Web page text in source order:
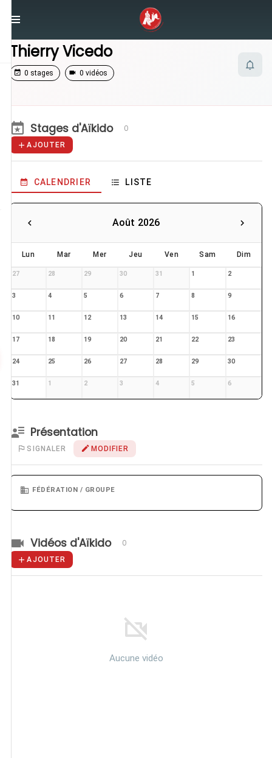
Thierry Vicedo
Thierry Vicedo
0 stages 0 vidéos
Stages d'Aïkido 0
AJOUTER
CALENDRIER LISTE
Août 2026
Lun Mar Mer Jeu Ven Sam Dim
27 28 29 30 31 1 2
3 4 5 6 7 8 9
10 11 12 13 14 15 16
17 18 19 20 21 22 23
24 25 26 27 28 29 30
31 1 2 3 4 5 6
Présentation
SIGNALER MODIFIER
FÉDÉRATION / GROUPE
Vidéos d'Aïkido 0
AJOUTER
Aucune vidéo